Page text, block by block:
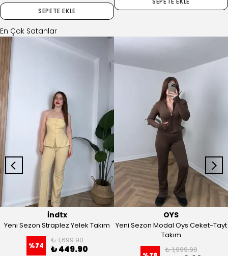
En Çok Satanlar
İndtx
Yeni Sezon Straplez Yelek Takım
%74
₺ 1,699.90
₺ 449.90
+1
OYS
Yeni Sezon Modal Oys Ceket-Tayt
Takım
₺ 1,999.90